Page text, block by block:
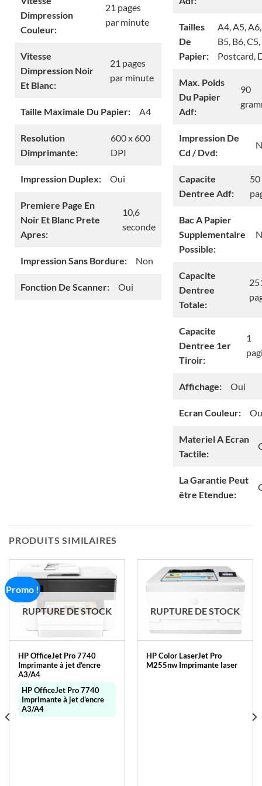
Dimpression
Couleur:
21 pages
par minute
Vitesse
Dimpression Noir
Et Blanc:
21 pages
par minute
Taille Maximale Du Papier: A4
Resolution
Dimprimante:
600 x 600
DPI
Impression Duplex: Oui
Premiere Page En
Noir Et Blanc Prete
Apres:
10,6
seconde
Impression Sans Bordure: Non
Fonction De Scanner: Oui
Tailles
De
Papier:
A4, A5, A6,
B5, B6, C5,
Postcard,
Max. Poids
Du Papier
Adf:
90
Impression De
Cd / Dvd:
Capacite
Dentree Adf:
50
Bac A Papier
Supplementaire
Possible:
Capacite
Dentree
Totale:
Capacite
Dentree 1er
Tiroir:
1
Affichage: Oui
Ecran Couleur:
Materiel A Ecran
Tactile:
La Garantie Peut
être Etendue:
PRODUITS SIMILAIRES
Promo !
RUPTURE DE STOCK
HP OfficeJet Pro 7740
Imprimante à jet d’encre
A3/A4
HP OfficeJet Pro 7740
Imprimante à jet d'encre
A3/A4
RUPTURE DE STOCK
HP Color LaserJet Pro
M255nw Imprimante laser